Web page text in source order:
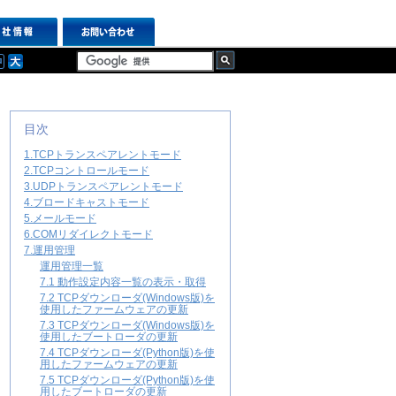
目次
1.TCPトランスペアレントモード
2.TCPコントロールモード
3.UDPトランスペアレントモード
4.ブロードキャストモード
5.メールモード
6.COMリダイレクトモード
7.運用管理
運用管理一覧
7.1 動作設定内容一覧の表示・取得
7.2 TCPダウンローダ(Windows版)を
使用したファームウェアの更新
7.3 TCPダウンローダ(Windows版)を
使用したブートローダの更新
7.4 TCPダウンローダ(Python版)を使
用したファームウェアの更新
7.5 TCPダウンローダ(Python版)を使
用したブートローダの更新